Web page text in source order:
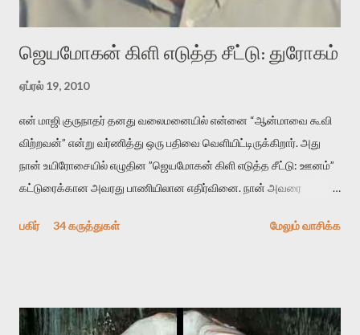
முதலில் கருவியை பழகுவோம். அன்றாட மொழியில் ஒன்று ம...
ஜெயமோகன் கிளி எடுத்த சீட்டு: துரோகம்
ஏப்ரல் 19, 2010
என் மாஜி குருநாதர் தனது வலைமனையில் என்னை “ஆன்மாவை கூவி
விற்றவன்” என்று வர்ணித்து ஒரு பதிவை வெளியிட்டிருக்கிறார். அது
நான் உயிரோசையில் எழுதின ”ஜெயமோகன் கிளி எடுத்த சீட்டு: ஊனம்”
கட்டுரைக்கான அவரது பாணியிலான எதிர்வினை. நான் அவரை
பதிவை படித்த நண்பர்கள் பலரும் அவருக்காக இரக்கப்பட்டார்கள்.
தனது இணையதளத்திலே தொடர்ந்து பதிவு செய்கிறார். உயிர்மை
பகிர் 34 கருத்துகள் மேலும் வாசிக்க